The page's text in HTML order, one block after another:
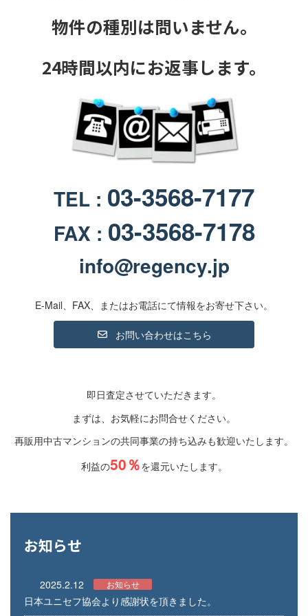
物件の種別は問いません。
24時間以内にお返事します。
TEL : 03-3568-7177
FAX : 03-3568-7178
info@regency.jp
E-Mail、FAX、またはお電話にて情報をお寄せ下さい。
お問い合わせはこちら
即日査定させていただきます。
まずは、お気軽にお問合せください。
再販用中古マンションの共同事業の持ち込みも歓迎いたします。
利益の50％を還元いたします。
お知らせ
2025.2.12 お知らせ
日本ユニセフ協会より感謝状を頂きました。